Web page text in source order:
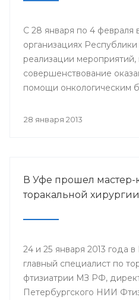
С 28 января по 4 февраля
организациях
реализации мероприятий,
совершенствование
помощи онкологическим
поддержки инициативы
28 января 2013
В Уфе прошел мастер-
торакальной хирургии
24 и 25 января 2013 года
главный специалист по
фтизиатрии МЗ РФ,
Петербургского НИИ